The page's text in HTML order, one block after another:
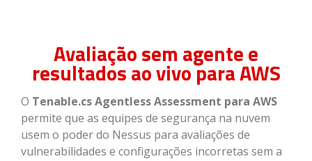
Avaliação sem agente e
resultados ao vivo para AWS
O Tenable.cs Agentless Assessment para AWS
permite que as equipes de segurança na nuvem
usem o poder do Nessus para avaliações de
vulnerabilidades e configurações incorretas sem a